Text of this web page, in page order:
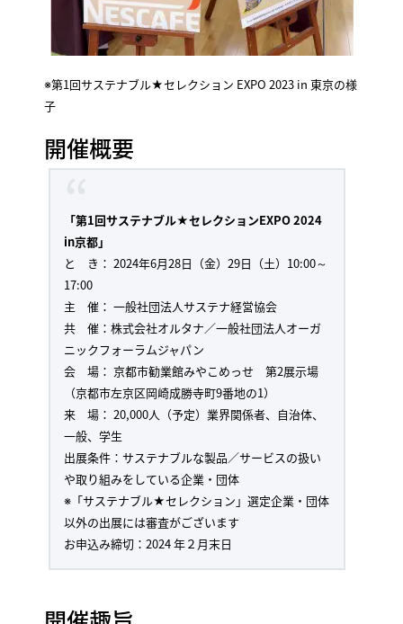
※第1回サステナブル★セレクション EXPO 2023 in 東京の様
子
開催概要
「第1回サステナブル★セレクションEXPO 2024
in京都」
と き： 2024年6月28日（金）29日（土）10:00～
17:00
主 催： 一般社団法人サステナ経営協会
共 催：株式会社オルタナ／一般社団法人オーガ
ニックフォーラムジャパン
会 場： 京都市勧業館みやこめっせ 第2展示場
（京都市左京区岡崎成勝寺町9番地の1）
来 場： 20,000人（予定）業界関係者、自治体、
一般、学生
出展条件：サステナブルな製品／サービスの扱い
や取り組みをしている企業・団体
※「サステナブル★セレクション」選定企業・団体
以外の出展には審査がございます
お申込み締切：2024 年２月末日